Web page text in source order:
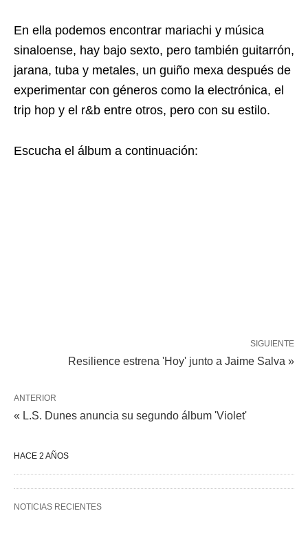
En ella podemos encontrar mariachi y música
sinaloense, hay bajo sexto, pero también guitarrón,
jarana, tuba y metales, un guiño mexa después de
experimentar con géneros como la electrónica, el
trip hop y el r&b entre otros, pero con su estilo.
Escucha el álbum a continuación:
SIGUIENTE
Resilience estrena 'Hoy' junto a Jaime Salva »
ANTERIOR
« L.S. Dunes anuncia su segundo álbum 'Violet'
HACE 2 AÑOS
NOTICIAS RECIENTES